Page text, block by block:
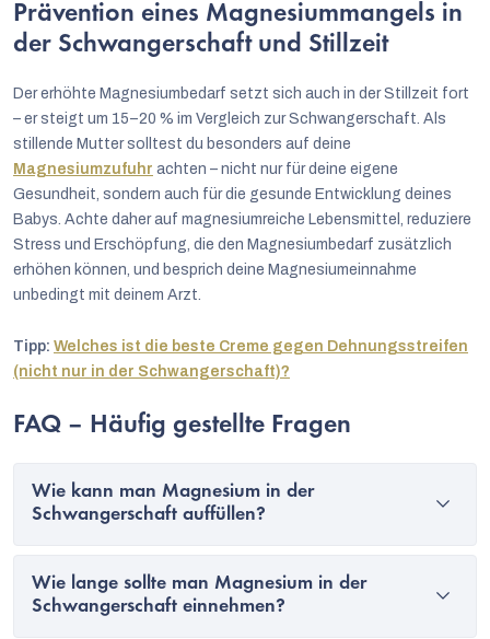
Prävention eines Magnesiummangels in
der Schwangerschaft und Stillzeit
Der erhöhte Magnesiumbedarf setzt sich auch in der Stillzeit fort
– er steigt um 15–20 % im Vergleich zur Schwangerschaft. Als
stillende Mutter solltest du besonders auf deine
Magnesiumzufuhr achten – nicht nur für deine eigene
Gesundheit, sondern auch für die gesunde Entwicklung deines
Babys. Achte daher auf magnesiumreiche Lebensmittel, reduziere
Stress und Erschöpfung, die den Magnesiumbedarf zusätzlich
erhöhen können, und besprich deine Magnesiumeinnahme
unbedingt mit deinem Arzt.
Tipp: Welches ist die beste Creme gegen Dehnungsstreifen
(nicht nur in der Schwangerschaft)?
FAQ – Häufig gestellte Fragen
Wie kann man Magnesium in der
Schwangerschaft auffüllen?
Wie lange sollte man Magnesium in der
Schwangerschaft einnehmen?